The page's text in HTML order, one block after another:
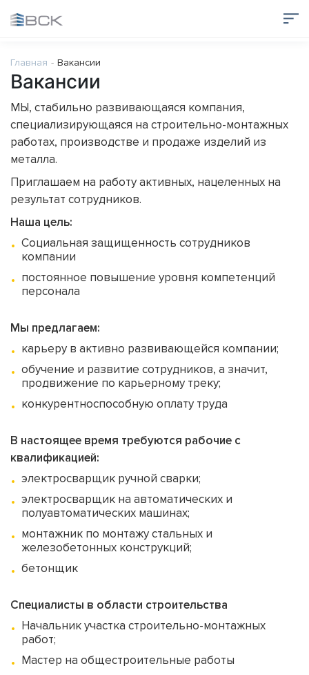
Главная Вакансии
Вакансии
МЫ, стабильно развивающаяся компания,
специализирующаяся на строительно-монтажных
работах, производстве и продаже изделий из
металла.
Приглашаем на работу активных, нацеленных на
результат сотрудников.
Наша цель:
Социальная защищенность сотрудников
компании
постоянное повышение уровня компетенций
персонала
Мы предлагаем:
карьеру в активно развивающейся компании;
обучение и развитие сотрудников, а значит,
продвижение по карьерному треку;
конкурентноспособную оплату труда
В настоящее время требуются рабочие с
квалификацией:
электросварщик ручной сварки;
электросварщик на автоматических и
полуавтоматических машинах;
монтажник по монтажу стальных и
железобетонных конструкций;
бетонщик
Специалисты в области строительства
Начальник участка строительно-монтажных
работ;
Мастер на общестроительные работы